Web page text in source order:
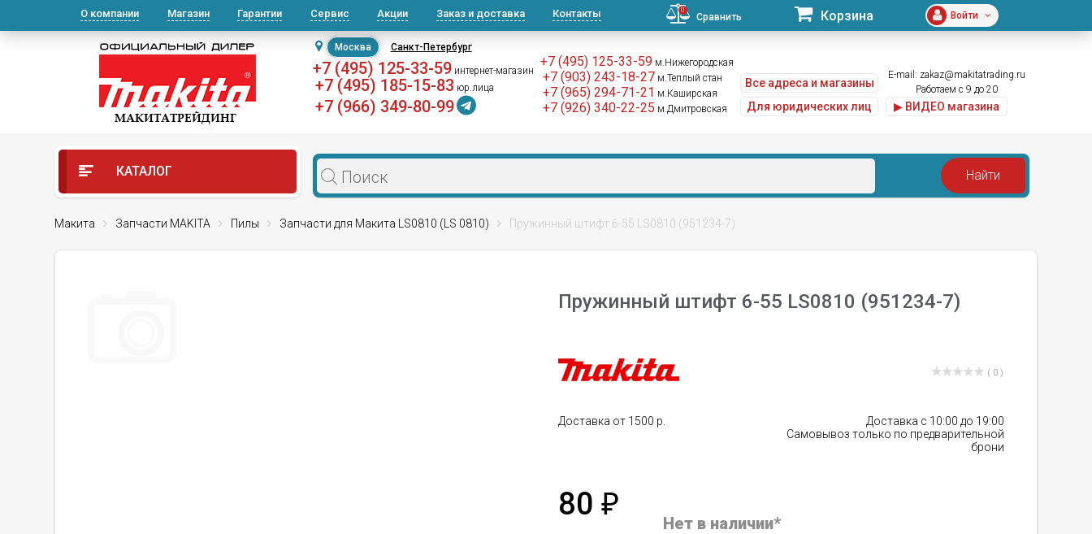
О компании Магазин Гарантии Сервис Акции Заказ и доставка Контакты 0
Сравнить Корзина Войти
Москва Санкт-Петербург
+7 (495) 125-33-59интернет-магазин
+7 (495) 185-15-83 юр.лица
+7 (966) 349-80-99
+7 (495) 125-33-59 м.Нижегородская
+7 (903) 243-18-27 м.Теплый стан
+7 (965) 294-71-21 м.Каширская
+7 (926) 340-22-25 м.Дмитровская
Все адреса и магазины
Для юридических лиц
E-mail: zakaz@makitatrading.ru
Работаем с 9 до 20
▶ ВИДЕО магазина
КАТАЛОГ
Макита Запчасти MAKITA Пилы Запчасти для Макита LS0810 (LS 0810) Пружинный штифт 6-55 LS0810 (951234-7)
Пружинный штифт 6-55 LS0810 (951234-7)
( 0 )
Доставка от 1500 р.
Доставка с 10:00 до 19:00
Самовывоз только по предварительной
брони
80 ₽
Нет в наличии*